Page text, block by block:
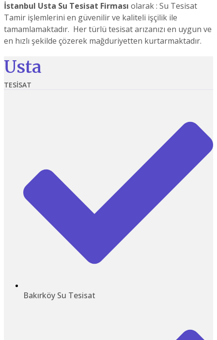
İstanbul Usta Su Tesisat Firması olarak : Su Tesisat
Tamir işlemlerini en güvenilir ve kaliteli işçilik ile
tamamlamaktadır. Her türlü tesisat arızanızı en uygun ve
en hızlı şekilde çözerek mağduriyetten kurtarmaktadır.
Usta
TESISAT
Bakırköy Su Tesisat